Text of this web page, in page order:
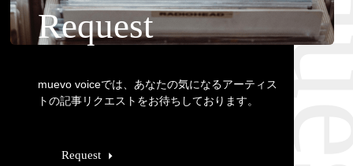
Request
muevo voiceでは、あなたの気になるアーティス
トの記事リクエストをお待ちしております。
Request